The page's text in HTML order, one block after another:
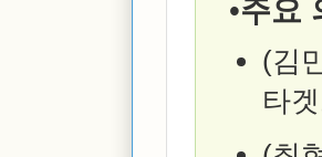
주요
(김
타